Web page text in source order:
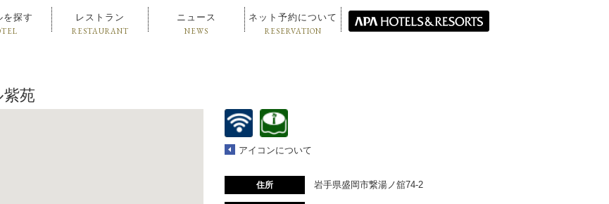
を探す レストラン
RESTAURANT
ニュース
NEWS
ネット予約について
RESERVATION
苑
アイコンについて
住所 岩手県盛岡市繋湯ノ舘74-2